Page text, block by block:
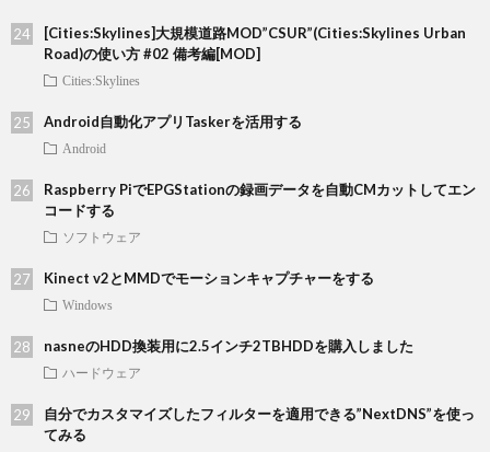
[Cities:Skylines]大規模道路MOD”CSUR”(Cities:Skylines Urban
Road)の使い方 #02 備考編[MOD]
Cities:Skylines
Android自動化アプリTaskerを活用する
Android
Raspberry PiでEPGStationの録画データを自動CMカットしてエン
コードする
ソフトウェア
Kinect v2とMMDでモーションキャプチャーをする
Windows
nasneのHDD換装用に2.5インチ2TBHDDを購入しました
ハードウェア
自分でカスタマイズしたフィルターを適用できる”NextDNS”を使っ
てみる